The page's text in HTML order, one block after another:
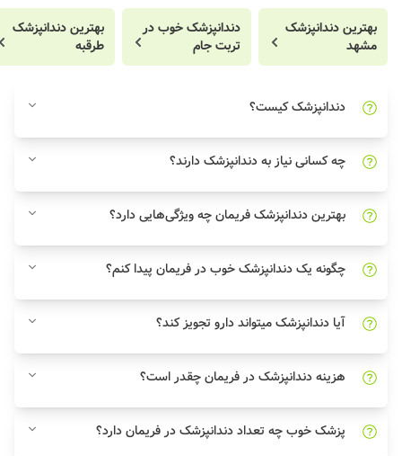
بهترین دندانپزشک
مشهد
دندانپزشک خوب در
تربت جام
بهترین دندانپزشک
طرقبه
دندانپزشک کیست؟
چه کسانی نیاز به دندانپزشک دارند؟
بهترین دندانپزشک فریمان چه ویژگی‌هایی دارد؟
چگونه یک دندانپزشک خوب در فریمان پیدا کنم؟
آیا دندانپزشک میتواند دارو تجویز کند؟
هزینه دندانپزشک در فریمان چقدر است؟
پزشک خوب چه تعداد دندانپزشک در فریمان دارد؟